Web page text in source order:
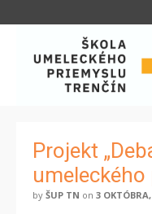
Projekt
umeleckého
by ŠUP TN on 3